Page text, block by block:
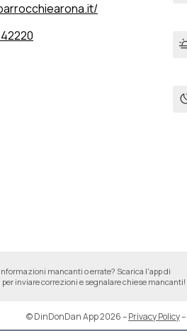
mancanti o errate? Scarica l'app di
per inviare correzioni e segnalare chiese mancanti!
© DinDonDan App 2026–Privacy Policy–